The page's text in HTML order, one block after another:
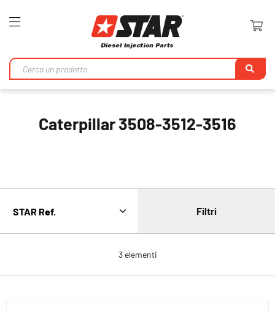
Toggle
Caterpillar 3508-3512-3516
3elementi
Filtri